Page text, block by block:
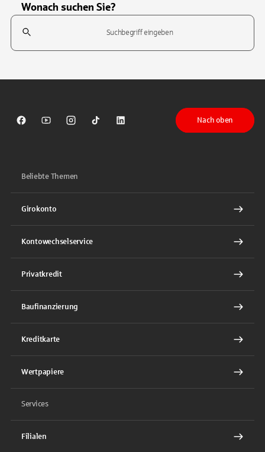
Wonach suchen Sie?
Suchfeld
Sparkasse auf Facebook
Sparkasse auf Youtube
Sparkasse auf Instagram
Sparkasse auf TikTok
Sparkasse auf LinkedIn
Nach oben
Beliebte Themen
Girokonto
Kontowechselservice
Privatkredit
Baufinanzierung
Kreditkarte
Wertpapiere
Services
Filialen